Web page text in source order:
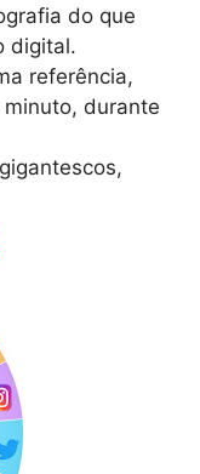
do que
digital.
referência,
durante